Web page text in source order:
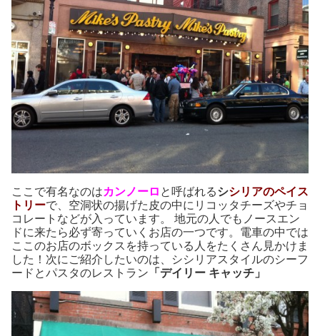
ここで有名なのはカンノーロ と呼ばれるシシリアのペイス
トリーで、空洞状の揚げた皮の中にリコッタチーズやチョ
コレートなどが入っています。 地元の人でもノースエン
ドに来たら必ず寄っていくお店の一つです。電車の中では
ここのお店のボックスを持っている人をたくさん見かけま
した！次にご紹介したいのは、シシリアスタイルのシーフ
ードとパスタのレストラン 「デイリー キャッチ」